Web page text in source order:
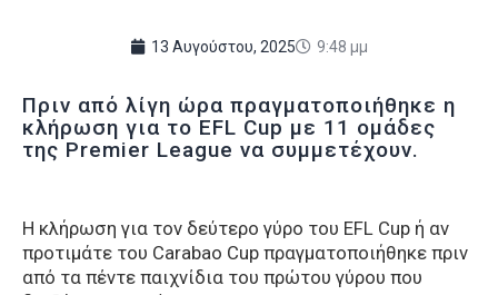
13 Αυγούστου, 2025 9:48 μμ
Πριν από λίγη ώρα πραγματοποιήθηκε η
κλήρωση για το EFL Cup με 11 ομάδες
της Premier League να συμμετέχουν.
Η κλήρωση για τον δεύτερο γύρο του EFL Cup ή αν
προτιμάτε του Carabao Cup πραγματοποιήθηκε πριν
από τα πέντε παιχνίδια του πρώτου γύρου που